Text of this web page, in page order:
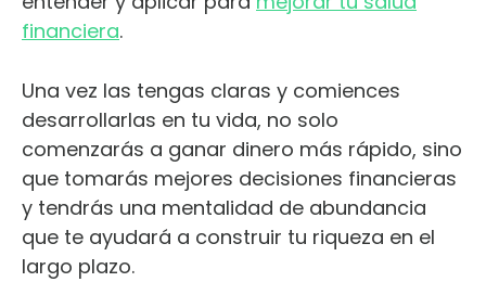
financiera.
Una vez las tengas claras y comiences
desarrollarlas en tu vida, no solo
comenzarás a ganar dinero más rápido, sino
que tomarás mejores decisiones financieras
y tendrás una mentalidad de abundancia
que te ayudará a construir tu riqueza en el
largo plazo.